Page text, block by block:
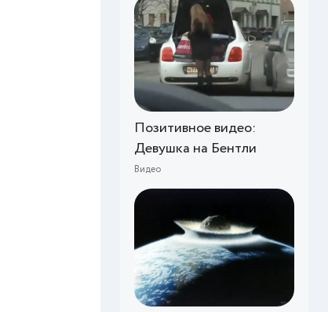
Позитивное видео:
Девушка на Бентли
Видео